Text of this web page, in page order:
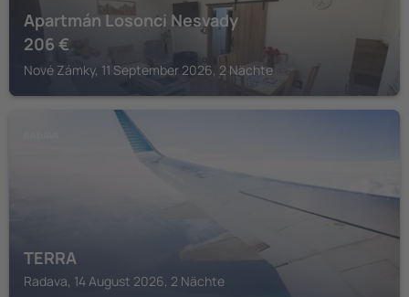
Apartmán Losonci Nesvady
206 €
Nové Zámky, 11 September 2026, 2 Nächte
TERRA
Radava, 14 August 2026, 2 Nächte